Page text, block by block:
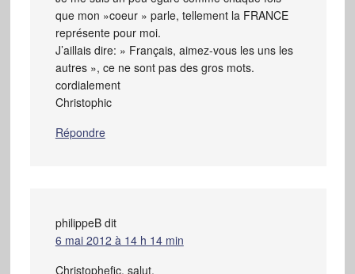
que mon »coeur » parle, tellement la FRANCE
représente pour moi.
J’aillais dire: » Français, aimez-vous les uns les
autres », ce ne sont pas des gros mots.
cordialement
Christophic
Répondre
philippeB dit
6 mai 2012 à 14 h 14 min
Christophefic, salut,